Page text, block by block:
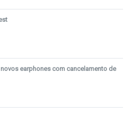
earphones com cancelamento de